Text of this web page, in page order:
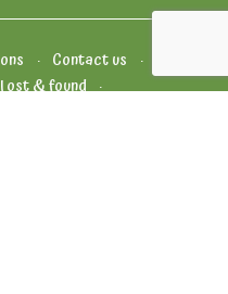
Contact us
Lost & found